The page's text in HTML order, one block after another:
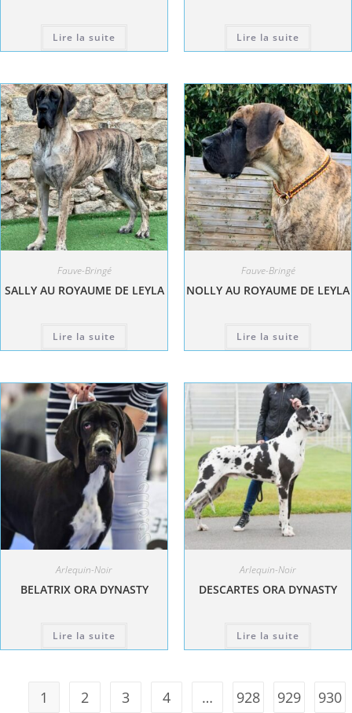
Lire la suite Lire la suite
Fauve-Bringé
SALLY AU ROYAUME DE LEYLA
Lire la suite
Fauve-Bringé
NOLLY AU ROYAUME DE LEYLA
Lire la suite
Arlequin-Noir
BELATRIX ORA DYNASTY
Lire la suite
Arlequin-Noir
DESCARTES ORA DYNASTY
Lire la suite
1 2 3 4 … 928 929 930